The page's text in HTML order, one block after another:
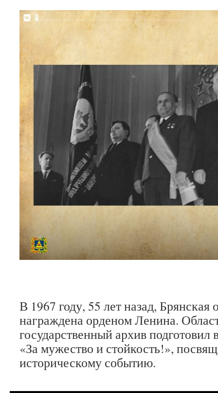
В 1967 году, 55 лет назад, Брянская
награждена орденом Ленина.
государственный архив подготовил
«За мужество и стойкость!»,
историческому событию.